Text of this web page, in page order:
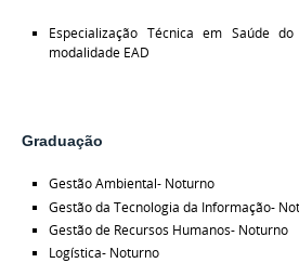
Especialização Técnica em Saúde
modalidade EAD
Graduação
Gestão Ambiental- Noturno
Gestão da Tecnologia da Informação-
Gestão de Recursos Humanos- Noturno
Logística- Noturno